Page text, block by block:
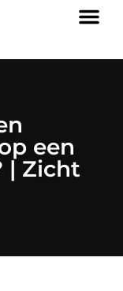
een
| Zicht